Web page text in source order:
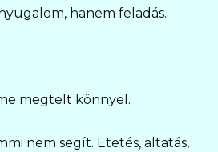
hanem feladás.
megtelt könnyel.
nem segít. Etetés, altatás,